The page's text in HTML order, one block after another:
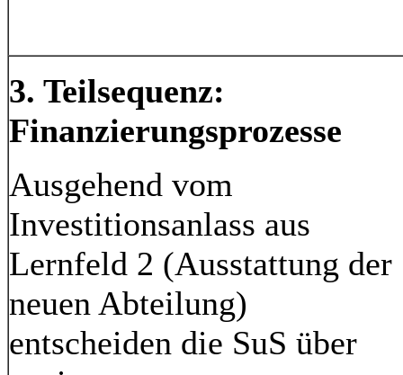
3. Teilsequenz:
Finanzierungsprozesse
Ausgehend vom
Investitionsanlass aus
Lernfeld 2 (Ausstattung der
neuen Abteilung)
entscheiden die SuS über